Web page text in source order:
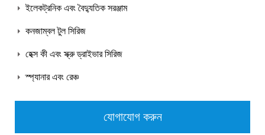
ইলেকট্রনিক এবং বৈদ্যুতিক সরঞ্জাম
কনজাম্বল টুল সিরিজ
হেক্স কী এবং স্ক্রু ড্রাইভার সিরিজ
স্প্যানার এবং রেঞ্চ
যোগাযোগ করুন